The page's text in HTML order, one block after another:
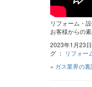
リフォーム・
お客様からの
2023年1月23
グ ： リフォー
« ガス業界の裏